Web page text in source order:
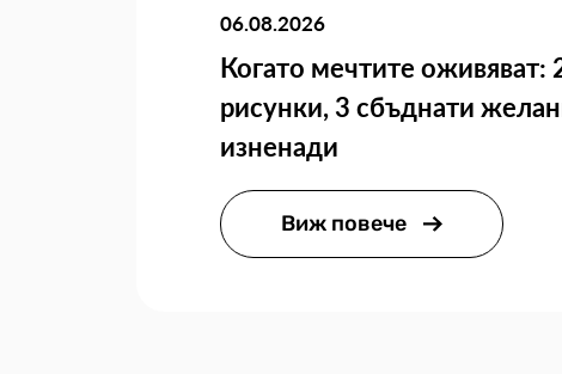
06.08.2026
Когато мечтите оживяват:
рисунки, 3 сбъднати
изненади
Виж повече